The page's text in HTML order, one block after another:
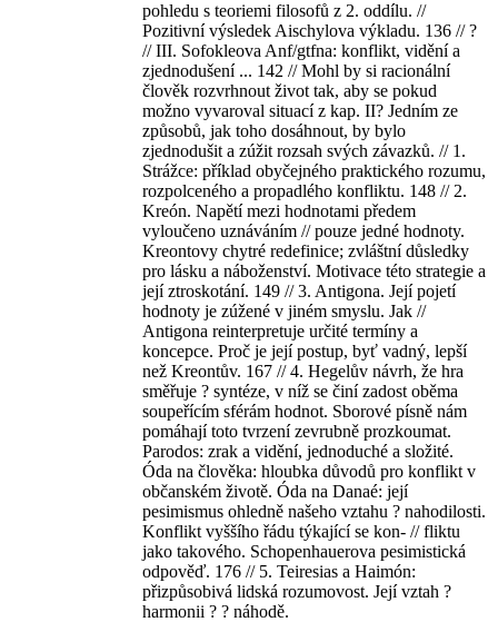
pohledu s teoriemi filosofů z 2. oddílu. //
Pozitivní výsledek Aischylova výkladu. 136 // ?
// III. Sofokleova Anf/gtfna: konflikt, vidění a
zjednodušení ... 142 // Mohl by si racionální
člověk rozvrhnout život tak, aby se pokud
možno vyvaroval situací z kap. II? Jedním ze
způsobů, jak toho dosáhnout, by bylo
zjednodušit a zúžit rozsah svých závazků. // 1.
Strážce: příklad obyčejného praktického rozumu,
rozpolceného a propadlého konfliktu. 148 // 2.
Kreón. Napětí mezi hodnotami předem
vyloučeno uznáváním // pouze jedné hodnoty.
Kreontovy chytré redefinice; zvláštní důsledky
pro lásku a náboženství. Motivace této strategie a
její ztroskotání. 149 // 3. Antigona. Její pojetí
hodnoty je zúžené v jiném smyslu. Jak //
Antigona reinterpretuje určité termíny a
koncepce. Proč je její postup, byť vadný, lepší
než Kreontův. 167 // 4. Hegelův návrh, že hra
směřuje ? syntéze, v níž se činí zadost oběma
soupeřícím sférám hodnot. Sborové písně nám
pomáhají toto tvrzení zevrubně prozkoumat.
Parodos: zrak a vidění, jednoduché a složité.
Óda na člověka: hloubka důvodů pro konflikt v
občanském životě. Óda na Danaé: její
pesimismus ohledně našeho vztahu ? nahodilosti.
Konflikt vyššího řádu týkající se kon- // fliktu
jako takového. Schopenhauerova pesimistická
odpověď. 176 // 5. Teiresias a Haimón:
přizpůsobivá lidská rozumovost. Její vztah ?
harmonii ? ? náhodě.